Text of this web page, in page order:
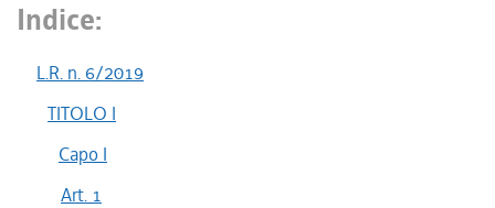
Indice:
L.R. n. 6/2019
TITOLO I
Capo I
Art. 1